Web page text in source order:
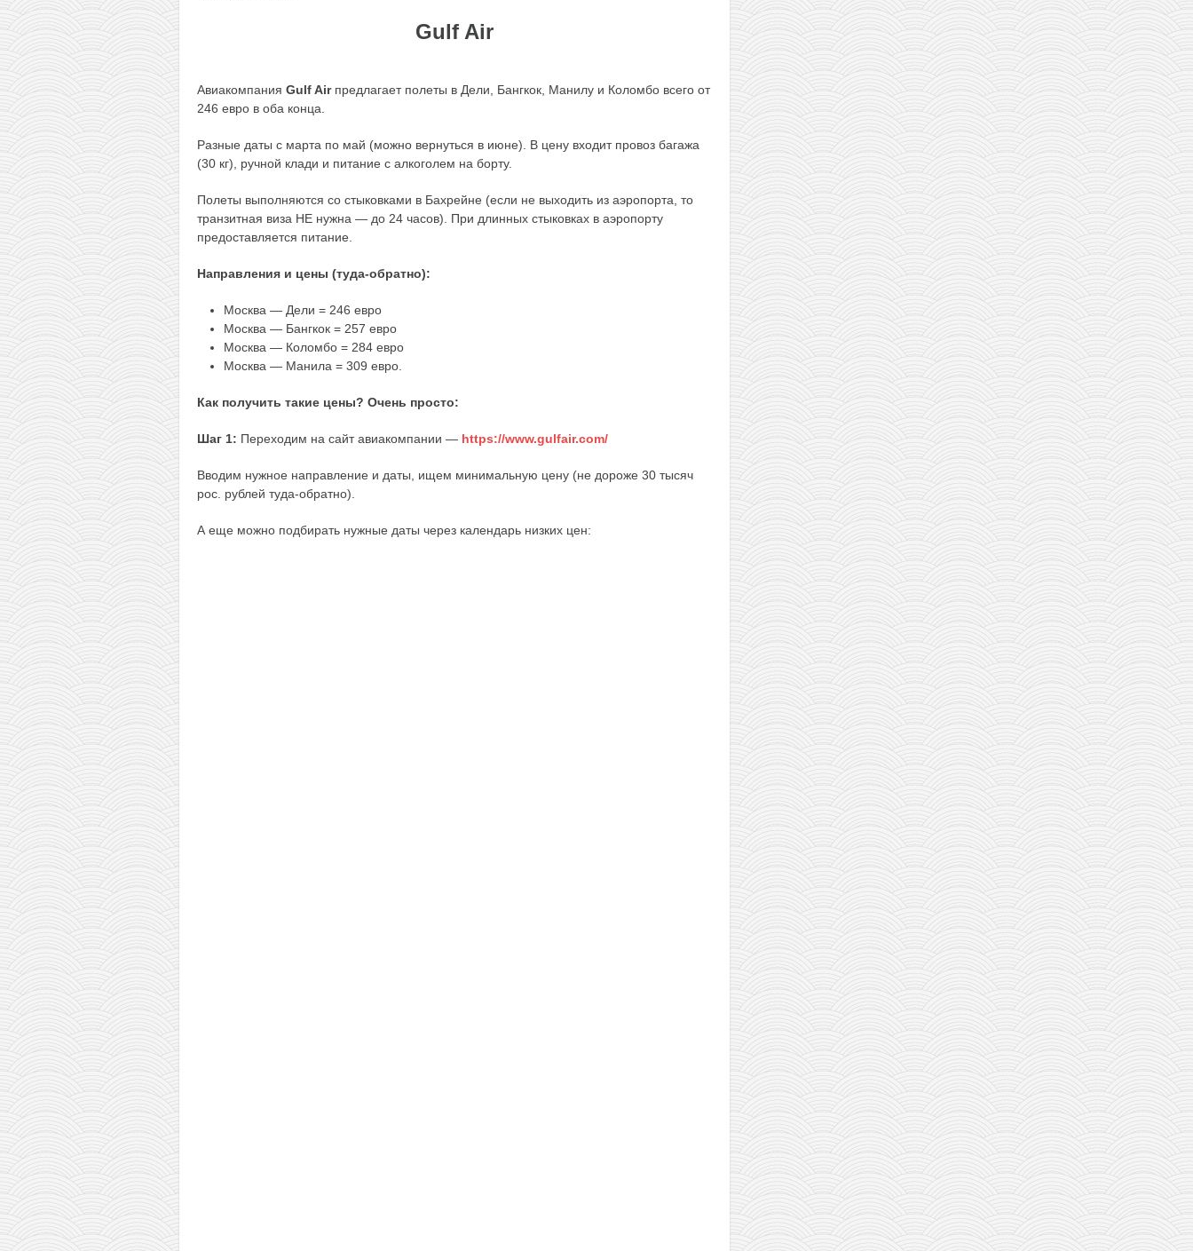
Gulf Air
Авиакомпания Gulf Air предлагает полеты в Дели, Бангкок, Манилу и Коломбо всего от
246 евро в оба конца.
Разные даты с марта по май (можно вернуться в июне). В цену входит провоз багажа
(30 кг), ручной клади и питание с алкоголем на борту.
Полеты выполняются со стыковками в Бахрейне (если не выходить из аэропорта, то
транзитная виза НЕ нужна — до 24 часов). При длинных стыковках в аэропорту
предоставляется питание.
Направления и цены (туда-обратно):
Москва — Дели = 246 евро
Москва — Бангкок = 257 евро
Москва — Коломбо = 284 евро
Москва — Манила = 309 евро.
Как получить такие цены? Очень просто:
Шаг 1: Переходим на сайт авиакомпании — https://www.gulfair.com/
Вводим нужное направление и даты, ищем минимальную цену (не дороже 30 тысяч
рос. рублей туда-обратно).
А еще можно подбирать нужные даты через календарь низких цен: